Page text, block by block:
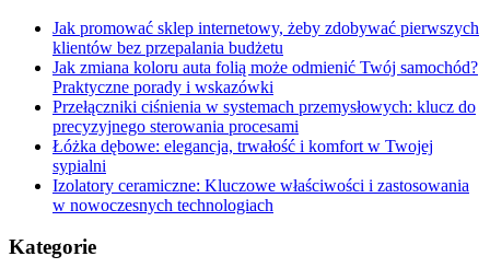
Jak promować sklep internetowy, żeby zdobywać pierwszych
klientów bez przepalania budżetu
Jak zmiana koloru auta folią może odmienić Twój samochód?
Praktyczne porady i wskazówki
Przełączniki ciśnienia w systemach przemysłowych: klucz do
precyzyjnego sterowania procesami
Łóżka dębowe: elegancja, trwałość i komfort w Twojej
sypialni
Izolatory ceramiczne: Kluczowe właściwości i zastosowania
w nowoczesnych technologiach
Kategorie